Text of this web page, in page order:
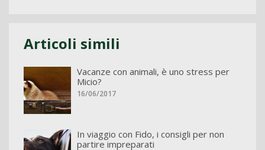
Articoli simili
Vacanze con animali, è uno stress per
Micio?
16/06/2017
In viaggio con Fido, i consigli per non
partire impreparati